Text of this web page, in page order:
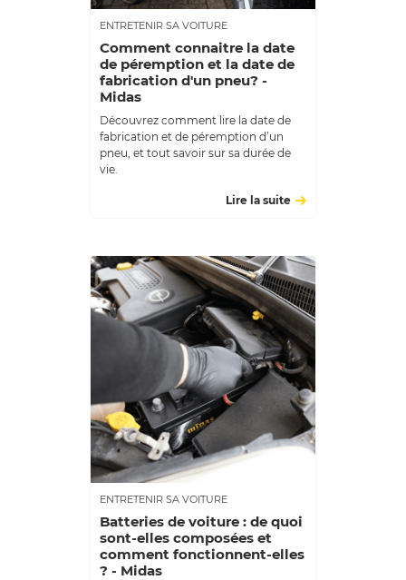
ENTRETENIR SA VOITURE
Comment connaitre la date
de péremption et la date de
fabrication d'un pneu? -
Midas
Découvrez comment lire la date de
fabrication et de péremption d’un
pneu, et tout savoir sur sa durée de
vie.
Lire la suite
ENTRETENIR SA VOITURE
Batteries de voiture : de quoi
sont-elles composées et
comment fonctionnent-elles
? - Midas